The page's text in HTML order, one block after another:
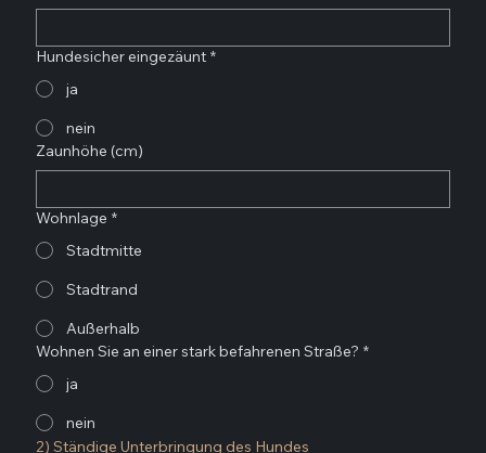
Hundesicher eingezäunt *
ja
nein
Zaunhöhe (cm)
Wohnlage *
Stadtmitte
Stadtrand
Außerhalb
Wohnen Sie an einer stark befahrenen Straße? *
ja
nein
2) Ständige Unterbringung des Hundes